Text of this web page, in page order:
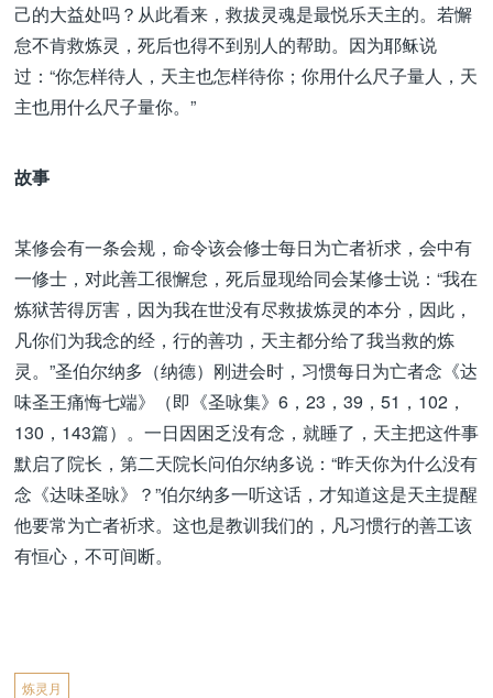
己的大益处吗？从此看来，救拔灵魂是最悦乐天主的。若懈
怠不肯救炼灵，死后也得不到别人的帮助。因为耶稣说
过：“你怎样待人，天主也怎样待你；你用什么尺子量人，天
主也用什么尺子量你。”
故事
某修会有一条会规，命令该会修士每日为亡者祈求，会中有
一修士，对此善工很懈怠，死后显现给同会某修士说：“我在
炼狱苦得厉害，因为我在世没有尽救拔炼灵的本分，因此，
凡你们为我念的经，行的善功，天主都分给了我当救的炼
灵。”圣伯尔纳多（纳德）刚进会时，习惯每日为亡者念《达
味圣王痛悔七端》（即《圣咏集》6，23，39，51，102，
130，143篇）。一日因困乏没有念，就睡了，天主把这件事
默启了院长，第二天院长问伯尔纳多说：“昨天你为什么没有
念《达味圣咏》？”伯尔纳多一听这话，才知道这是天主提醒
他要常为亡者祈求。这也是教训我们的，凡习惯行的善工该
有恒心，不可间断。
炼灵月